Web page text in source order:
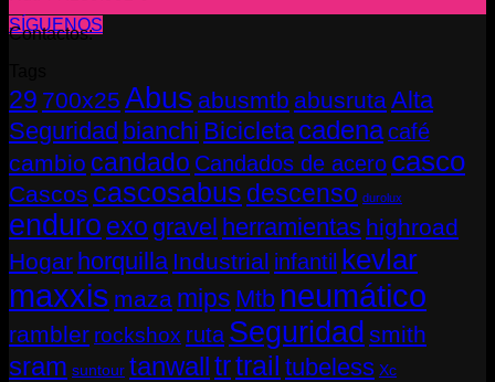
SÍGUENOS
Contactos:
29 700x25 Abus abusmtb abusrutaAlta
Seguridad bianchi Bicicleta cadenacafé
cambio candado Candados de acero casco
Cascos cascosabus descenso durolux
enduro exo gravel herramientas highroad
Hogar horquilla Industrial infantil kevlar
maxxis maza mips Mtb neumático
rambler rockshox ruta Seguridad smith
sram suntour tanwalltrtrail tubeless Xc